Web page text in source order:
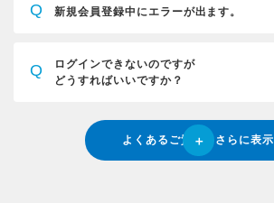
Q 新規会員登録中にエラーが出ます。
Q
ログインできないのですが
どうすればいいですか？
よくあるご質問をさらに表示